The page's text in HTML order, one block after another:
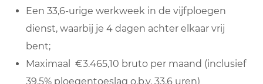
Een 33,6-urige werkweek in de vijfploegen
dienst, waarbij je 4 dagen achter elkaar vrij
bent;
Maximaal €3.465,10 bruto per maand (inclusief
39,5% ploegentoeslag o.b.v. 33,6 uren)